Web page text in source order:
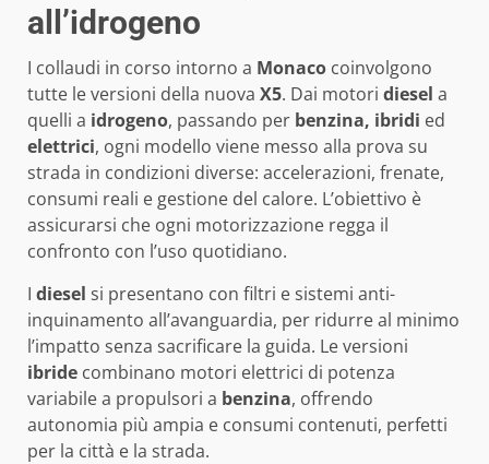
all’idrogeno
I collaudi in corso intorno a Monaco coinvolgono
tutte le versioni della nuova X5. Dai motori diesel a
quelli a idrogeno, passando per benzina, ibridi ed
elettrici, ogni modello viene messo alla prova su
strada in condizioni diverse: accelerazioni, frenate,
consumi reali e gestione del calore. L’obiettivo è
assicurarsi che ogni motorizzazione regga il
confronto con l’uso quotidiano.
I diesel si presentano con filtri e sistemi anti-
inquinamento all’avanguardia, per ridurre al minimo
l’impatto senza sacrificare la guida. Le versioni
ibride combinano motori elettrici di potenza
variabile a propulsori a benzina, offrendo
autonomia più ampia e consumi contenuti, perfetti
per la città e la strada.